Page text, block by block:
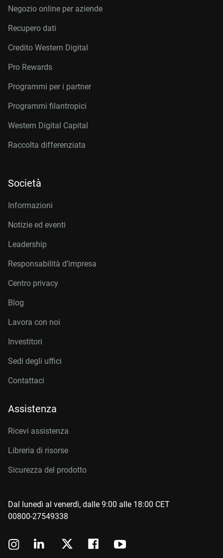
Negozio online per aziende
Recupero dati
Credito Western Digital
Pro Rewards
Programmi per i partner
Programmi filantropici
Western Digital Capital
Raccolta differenziata
Società
Informazioni
Notizie ed eventi
Leadership
Responsabilità d’impresa
Centro privacy
Blog
Lavora con noi
Investitori
Sedi degli uffici
Contattaci
Assistenza
Ricevi assistenza
Libreria di risorse
Sicurezza del prodotto
Dal lunedì al venerdì, dalle 9:00 alle 18:00 CET
00800-27549338